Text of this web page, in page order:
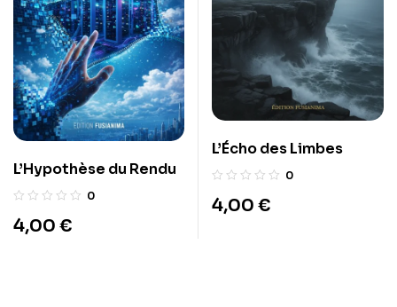
L’Hypothèse du Rendu
0
4,00 €
L’Écho des Limbes
0
4,00 €